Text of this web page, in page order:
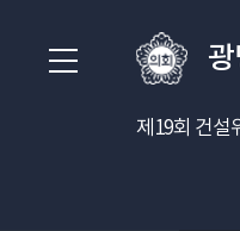
제19회 건설